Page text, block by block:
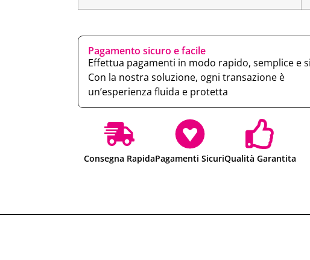
Pagamento sicuro e facile
Effettua pagamenti in modo rapido, semplice e
Con la nostra soluzione, ogni transazione è
un’esperienza fluida e protetta
Consegna RapidaPagamenti SicuriQualità Garantita